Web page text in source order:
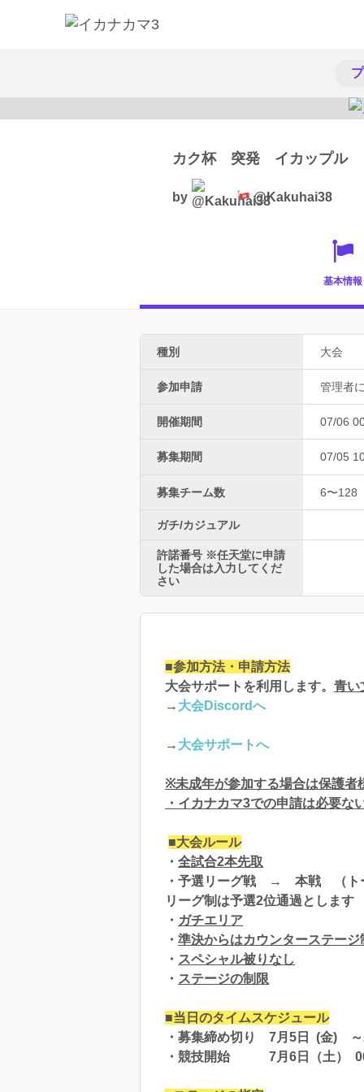
カク杯 突発 イカップル
by @Kakuhai38
基本情報
種別 大会
参加申請 管理者
開催期間 07/06
募集期間 07/05
募集チーム数 6〜128
ガチ/カジュアル
許諾番号 ※任天堂に申請
した場合は入力してくだ
さい
■参加方法・申請方法
大会サポートを利用します。 青い
→ 大会Discordへ
→ 大会サポートへ
※未成年が参加する場合は保護者
・イカナカマ3での申請は必要な
■大会ルール
・ 全試合2本先取
・予選リーグ戦 → 本戦 （ト
リーグ制は予選2位通過とします
・ ガチエリア
・ 準決からはカウンターステー
・ スペシャル被りなし
・ ステージの制限
■当日のタイムスケジュール
・募集締め切り 7月5日 (金) ～
・競技開始 7月6日（土）